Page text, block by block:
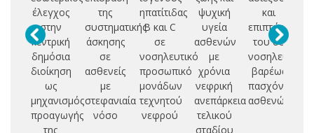
έλεγχος
στην
κεντρική
δημόσια
διοίκηση
ως
μηχανισμός
προαγωγής
της
της
συστηματικής
άσκησης
σε
ασθενείς
με
στεφανιαία
νόσο
ηπατίτιδας
B και C
σε
νοσηλευτικό
προσωπικό
μονάδων
τεχνητού
νεφρού
ψυχική
υγεία
ασθενών
με
χρόνια
νεφρική
ανεπάρκεια
τελικού
σταδίου
και
επιπτώσεις
του σε
νοσηλευτές
βαρέως
πασχόντων
ασθενών